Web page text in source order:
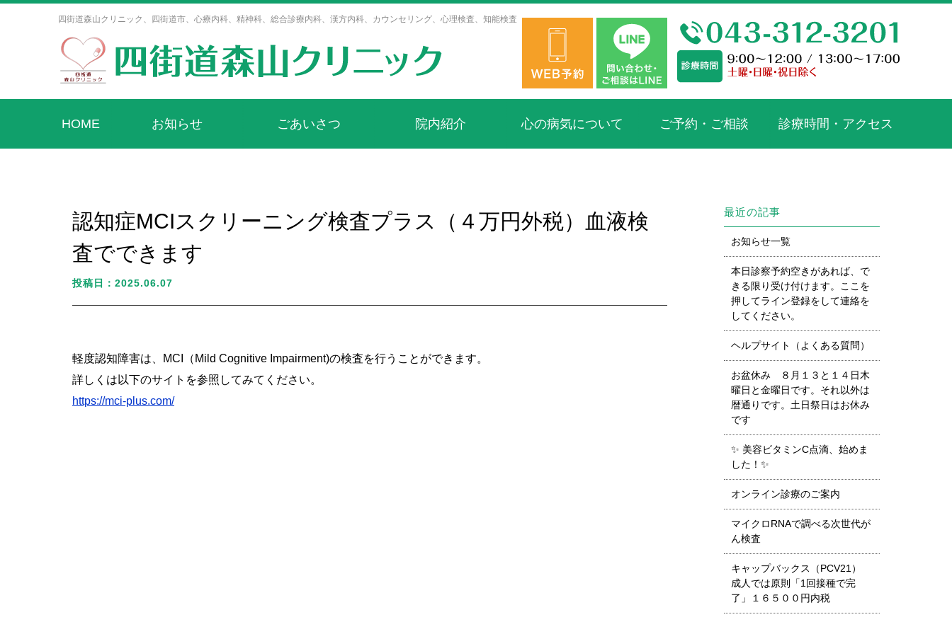
四街道森山クリニック、四街道市、心療内科、精神科、総合診療内科、漢方内科、カウンセリング、心理検査、知能検査
HOME お知らせ ごあいさつ 院内紹介 心の病気について ご予約・ご相談 診療時間・アクセス
認知症MCIスクリーニング検査プラス（４万円外税）血液検
査でできます
投稿日：2025.06.07
軽度認知障害は、MCI（Mild Cognitive Impairment)の検査を行うことができます。
詳しくは以下のサイトを参照してみてください。
https://mci-plus.com/
最近の記事
お知らせ一覧
本日診察予約空きがあれば、で
きる限り受け付けます。ここを
押してライン登録をして連絡を
してください。
ヘルプサイト（よくある質問）
お盆休み ８月１３と１４日木
曜日と金曜日です。それ以外は
暦通りです。土日祭日はお休み
です
✨ 美容ビタミンC点滴、始めま
した！✨
オンライン診療のご案内
マイクロRNAで調べる次世代が
ん検査
キャップバックス（PCV21）
成人では原則「1回接種で完
了」１６５００円内税